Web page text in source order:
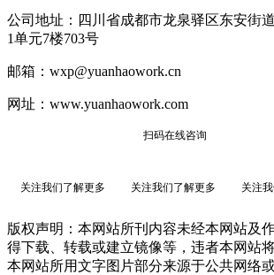
公司地址：四川省成都市龙泉驿区东安街
1单元7楼703号
邮箱：wxp@yuanhaowork.cn
网址：www.yuanhaowork.com
扫码在线咨询
关注我们了解更多 关注我们了解更多 关注
版权声明：本网站所刊内容未经本网站及
得下载、转载或建立镜像等，违者本网站
本网站所用文字图片部分来源于公共网络